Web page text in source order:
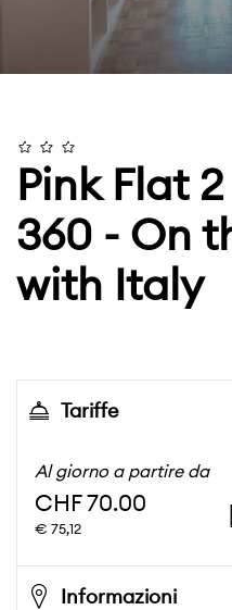
Pink Flat
360 - On
with Italy
Tariffe
Al giorno a partire da
CHF 70.00
€ 75,12
Informazioni